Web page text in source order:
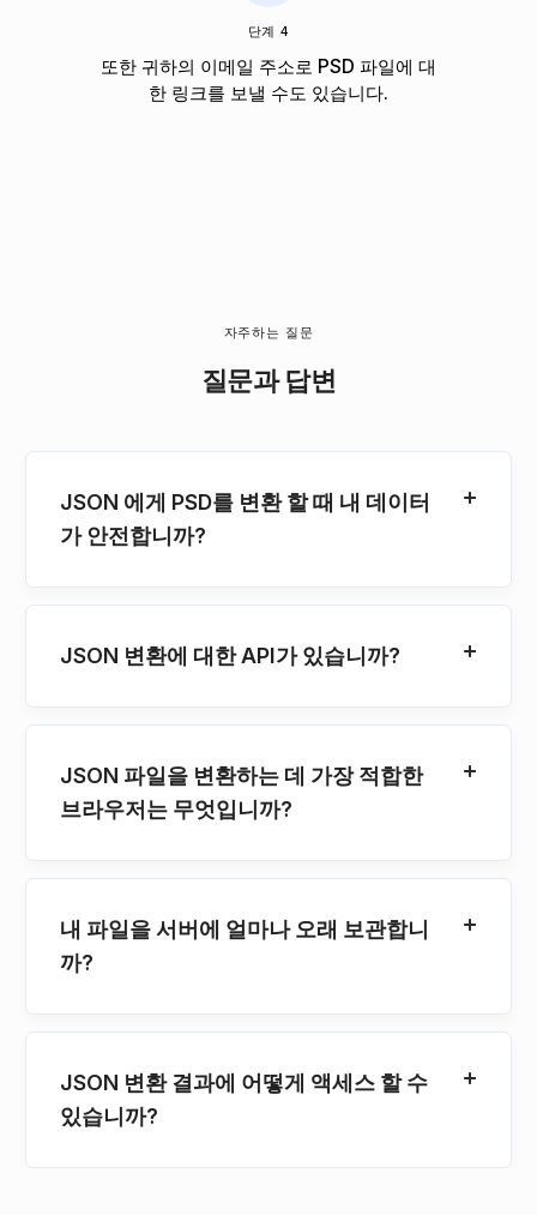
단계 4
또한 귀하의 이메일 주소로 PSD 파일에 대
한 링크를 보낼 수도 있습니다.
자주하는 질문
질문과 답변
JSON 에게 PSD를 변환 할 때 내 데이터
가 안전합니까?
JSON 변환에 대한 API가 있습니까?
JSON 파일을 변환하는 데 가장 적합한
브라우저는 무엇입니까?
내 파일을 서버에 얼마나 오래 보관합니
까?
JSON 변환 결과에 어떻게 액세스 할 수
있습니까?